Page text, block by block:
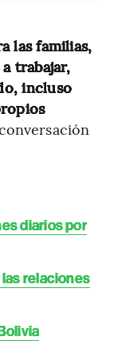
las familias,
trabajar,
incluso
diarios por
relaciones